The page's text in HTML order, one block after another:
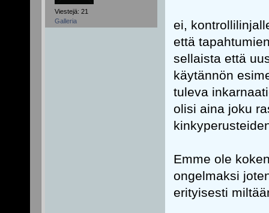
Viestejä: 21
Galleria
ei,
että
sellaista että
käytännön
tuleva
olisi aina joku
Emme ole
ongelmaksi
erityisesti